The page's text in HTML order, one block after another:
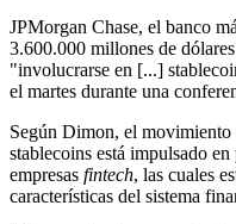
JPMorgan Chase, el banco
3.600.000 millones de
"involucrarse en [...]
el martes durante una
Según Dimon, el movimiento
stablecoins está impulsado
empresas fintech, las cuales
características del sistema